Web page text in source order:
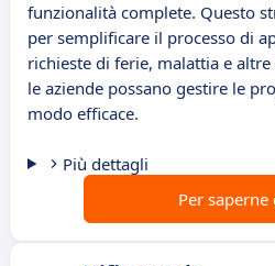
funzionalità complete. Questo
per semplificare il processo di
richieste di ferie, malattia e altre
le aziende possano gestire le
modo efficace.
Più dettagli
Per saperne